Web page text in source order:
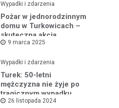
Wypadki i zdarzenia
Pożar w jednorodzinnym
domu w Turkowicach –
skuteczna akcja
strażaków uniemożliwiła
rozprzestrzenianie się
ognia
9 marca 2025
Wypadki i zdarzenia
Turek: 50-letni
mężczyzna nie żyje po
tragicznym wypadku
samochodowym
26 listopada 2024